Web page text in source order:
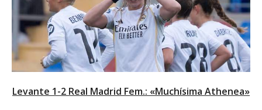
Levante 1-2 Real Madrid Fem.: «Muchísima Athenea»